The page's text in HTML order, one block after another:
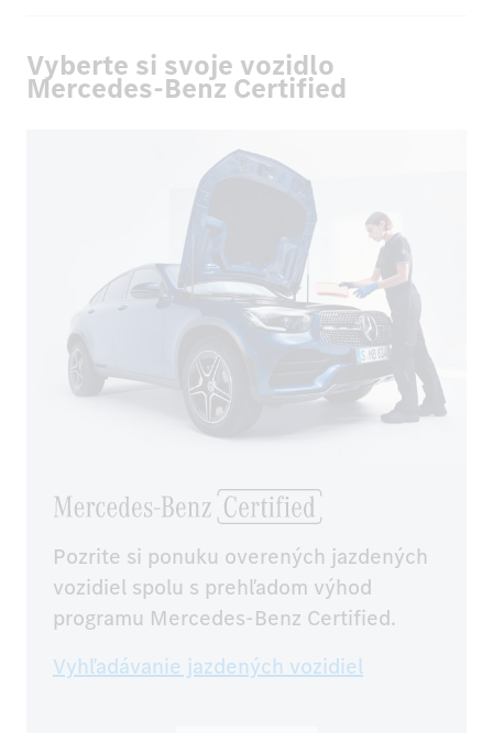
Vyberte si svoje vozidlo
Mercedes-Benz Certified
Pozrite si ponuku overených jazdených
vozidiel spolu s prehľadom výhod
programu Mercedes-Benz Certified.
Vyhľadávanie jazdených vozidiel